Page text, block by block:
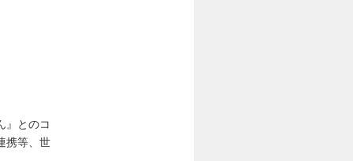
』とのコ
携等、世